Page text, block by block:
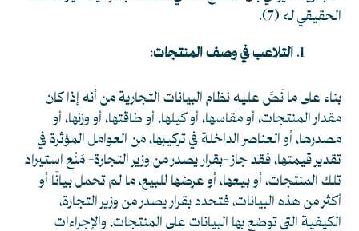
الحقيقي له(7)
.
التلاعب في وصف المنتجات:
بناء على ما نَصَّ عليه نظام البيانات التجارية من أنه إذا كان
مقدار المنتجات، أو مقاسها، أو كيلها، أو طاقتها، أو وزنها، أو
مصدرها، أو العناصر الداخلة في تركيبها، من العوامل المؤثرة في
تقدير قيمتها، فقد جاز -بقرار يصدر من وزير التجارة- مَنْع استيراد
تلك المنتجات، أو بيعها، أو عرضها للبيع، ما لم تحمل بيانًا أو
أكثر من هذه البيانات، فتحدد بقرار يصدر من وزير التجارة،
الكيفية التي توضع بها البيانات على المنتجات، والإجراءات